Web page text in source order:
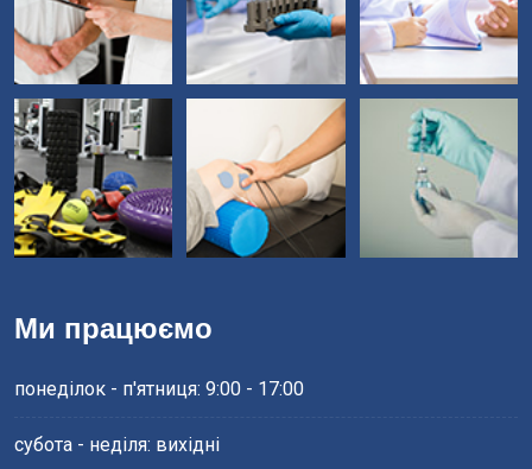
Ми працюємо
понеділок - п'ятниця: 9:00 - 17:00
субота - неділя: вихідні